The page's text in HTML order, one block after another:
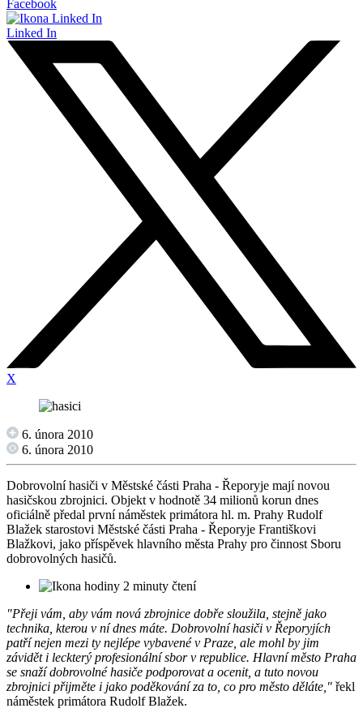
Facebook
Linked In
X
6. února 2010
6. února 2010
Dobrovolní hasiči v Městské části Praha - Řeporyje mají novou
hasičskou zbrojnici. Objekt v hodnotě 34 milionů korun dnes
oficiálně předal první náměstek primátora hl. m. Prahy Rudolf
Blažek starostovi Městské části Praha - Řeporyje Františkovi
Blažkovi, jako příspěvek hlavního města Prahy pro činnost Sboru
dobrovolných hasičů.
2 minuty čtení
"Přeji vám, aby vám nová zbrojnice dobře sloužila, stejně jako
technika, kterou v ní dnes máte. Dobrovolní hasiči v Řeporyjích
patří nejen mezi ty nejlépe vybavené v Praze, ale mohl by jim
závidět i leckterý profesionální sbor v republice. Hlavní město Praha
se snaží dobrovolné hasiče podporovat a ocenit, a tuto novou
zbrojnici přijměte i jako poděkování za to, co pro město děláte," řekl
náměstek primátora Rudolf Blažek.